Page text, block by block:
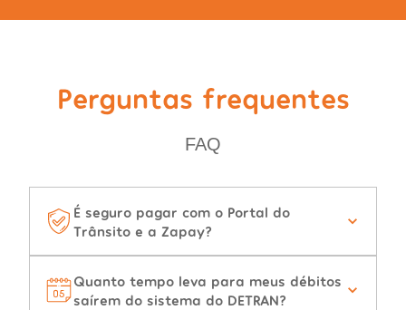
Perguntas frequentes
FAQ
É seguro pagar com o Portal do
Trânsito e a Zapay?
Quanto tempo leva para meus débitos
saírem do sistema do DETRAN?